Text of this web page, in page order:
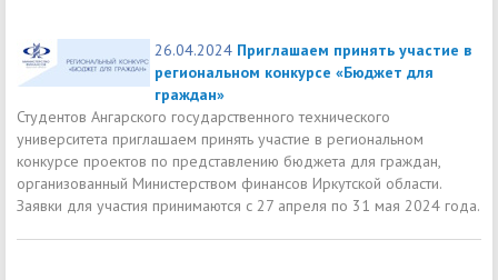
26.04.2024 Приглашаем принять участие в
региональном конкурсе «Бюджет для
граждан»
Студентов Ангарского государственного технического
университета приглашаем принять участие в региональном
конкурсе проектов по представлению бюджета для граждан,
организованный Министерством финансов Иркутской области.
Заявки для участия принимаются с 27 апреля по 31 мая 2024 года.